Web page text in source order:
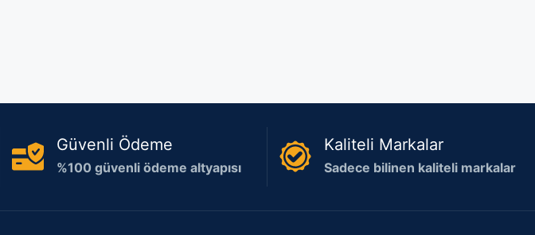
Güvenli Ödeme
%100 güvenli ödeme altyapısı
Kaliteli Markalar
Sadece bilinen kaliteli markalar